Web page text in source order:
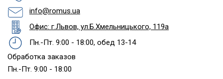
info@romus.ua
Офис: г.Львов, ул.Б.Хмельницького, 119а
Пн.-Пт. 9:00 - 18:00, обед 13-14
Обработка заказов
Пн.-Пт. 9:00 - 18:00